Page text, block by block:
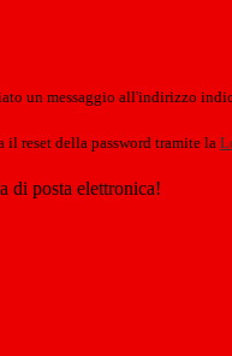
un messaggio all'indirizzo
il reset della password tramite la
di posta elettronica!